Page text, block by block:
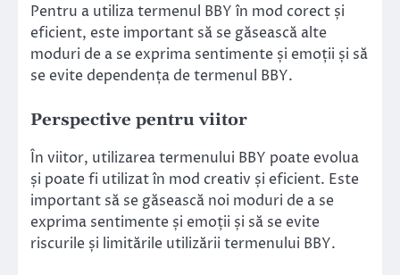
Pentru a utiliza termenul BBY în mod corect și
eficient, este important să se găsească alte
moduri de a se exprima sentimente și emoții și să
se evite dependența de termenul BBY.
Perspective pentru viitor
În viitor, utilizarea termenului BBY poate evolua
și poate fi utilizat în mod creativ și eficient. Este
important să se găsească noi moduri de a se
exprima sentimente și emoții și să se evite
riscurile și limitările utilizării termenului BBY.